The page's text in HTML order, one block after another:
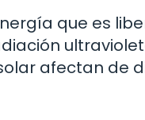
que es
afectan de